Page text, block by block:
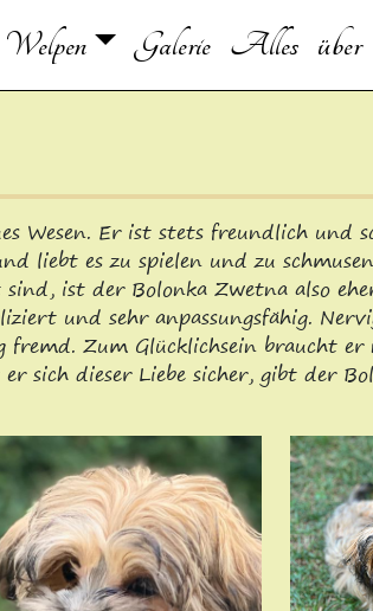
Welpen Galerie Alles über
Wesen. Er ist stets freundlich und
liebt es zu spielen und zu
ist der Bolonka Zwetna also
und sehr anpassungsfähig.
fremd. Zum Glücklichsein braucht
sich dieser Liebe sicher, gibt der